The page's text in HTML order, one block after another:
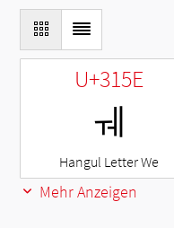
U+315E
ㅞ
Hangul Letter We
Mehr Anzeigen